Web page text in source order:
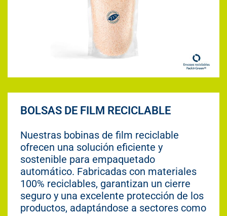
BOLSAS DE FILM RECICLABLE
Nuestras bobinas de film reciclable
ofrecen una solución eficiente y
sostenible para empaquetado
automático. Fabricadas con materiales
100% reciclables, garantizan un cierre
seguro y una excelente protección de los
productos, adaptándose a sectores como